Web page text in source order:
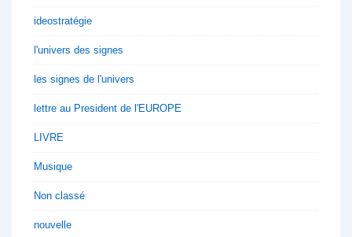
ideostratégie
l'univers des signes
les signes de l'univers
lettre au President de l'EUROPE
LIVRE
Musique
Non classé
nouvelle